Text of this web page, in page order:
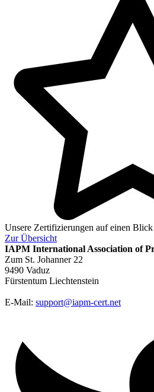
Unsere Zertifizierungen auf einen Blick
ZurÜbersicht
IAPM International Association of
Zum St. Johanner 22
9490 Vaduz
Fürstentum Liechtenstein
E-Mail: support@iapm-cert.net